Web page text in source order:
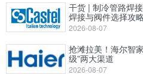
干货 | 制冷管路焊
焊接与阀件选择攻略
2026-08-07
抢滩拉美！海尔智
级”两大渠道
2026-08-07